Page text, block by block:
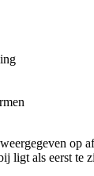
op
ligt als eerst te